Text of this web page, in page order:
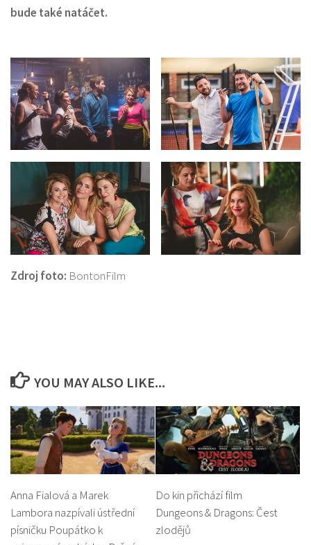
bude také natáčet.
Zdroj foto: BontonFilm
YOU MAY ALSO LIKE...
Anna Fialová a Marek
Lambora nazpívali ústřední
písničku Poupátko k
Do kin přichází film
Dungeons & Dragons: Čest
zlodějů